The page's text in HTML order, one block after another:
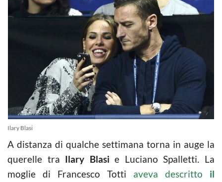
Ilary Blasi
A distanza di qualche settimana torna in auge la
querelle tra Ilary Blasi e Luciano Spalletti. La
moglie di Francesco Totti aveva descritto il